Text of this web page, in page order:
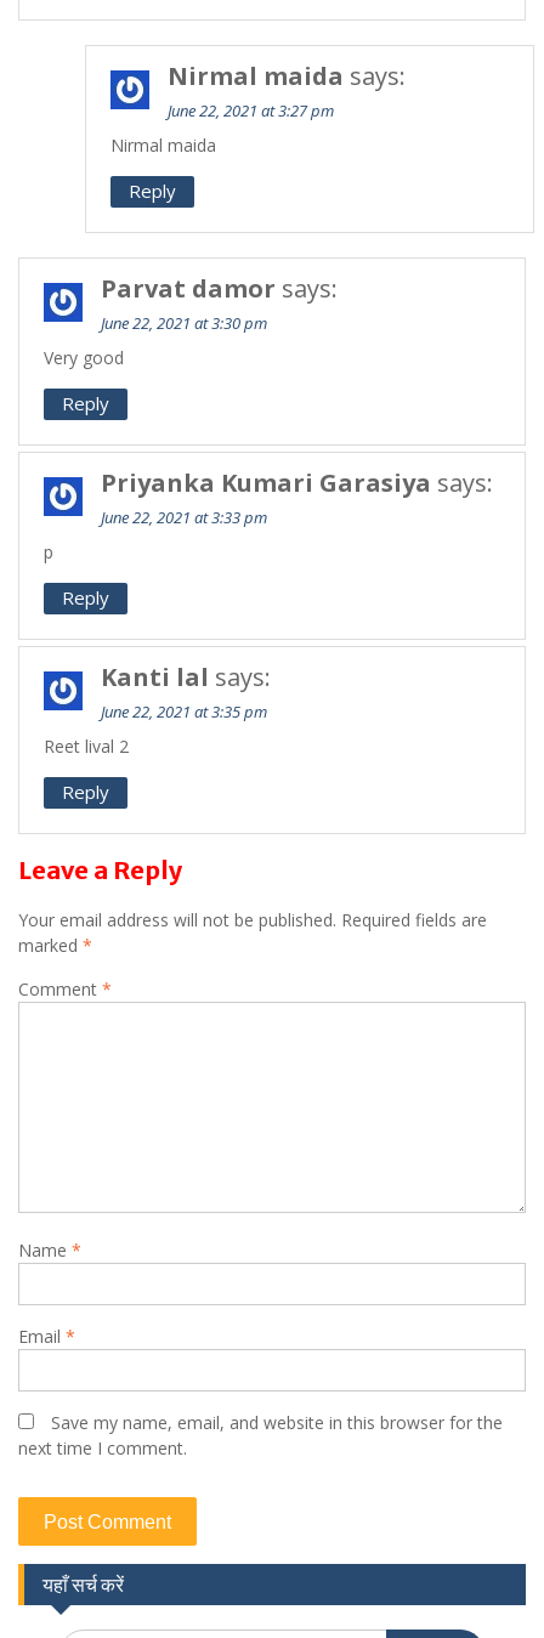
Nirmal maida says:
June 22, 2021 at 3:27 pm
Nirmal maida
Reply
Parvat damor says:
June 22, 2021 at 3:30 pm
Very good
Reply
Priyanka Kumari Garasiya says:
June 22, 2021 at 3:33 pm
p
Reply
Kanti lal says:
June 22, 2021 at 3:35 pm
Reet lival 2
Reply
Leave a Reply
Your email address will not be published. Required fields are
marked *
Comment *
Name *
Email *
Save my name, email, and website in this browser for the
next time I comment.
यहाँ सर्च करें